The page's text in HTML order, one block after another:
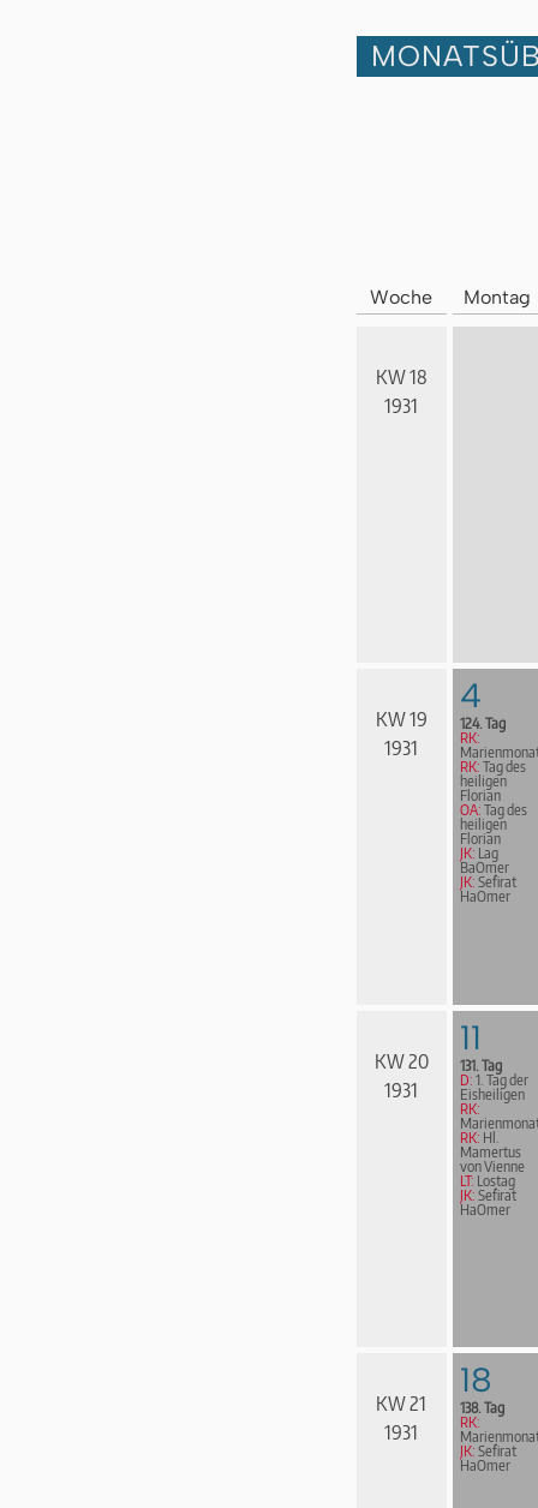
Woche Montag
KW 18
1931
KW 19
1931
4
124. Tag
RK:
RK: Tag des
heiligen
Florian
OA: Tag des
heiligen
Florian
JK: Lag
BaOmer
JK: Sefirat
HaOmer
KW 20
1931
11
131. Tag
D: 1. Tag der
Eisheiligen
RK:
RK: Hl.
Mamertus
von Vienne
LT: Lostag
JK: Sefirat
HaOmer
KW 21
1931
18
138. Tag
RK:
JK: Sefirat
HaOmer